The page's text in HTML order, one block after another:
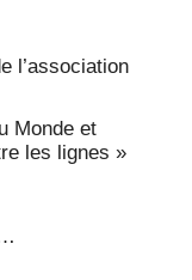
l’association
Monde et
les lignes »